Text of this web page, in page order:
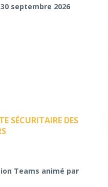
septembre 2026
SÉCURITAIRE DES
Teams animé par